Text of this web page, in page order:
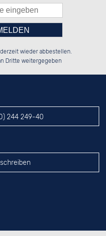
Bitte tragen Sie die Zahl in
nebenstehende Feld ein.
wieder abbestellen.
Dritte weitergegeben
244 249-40